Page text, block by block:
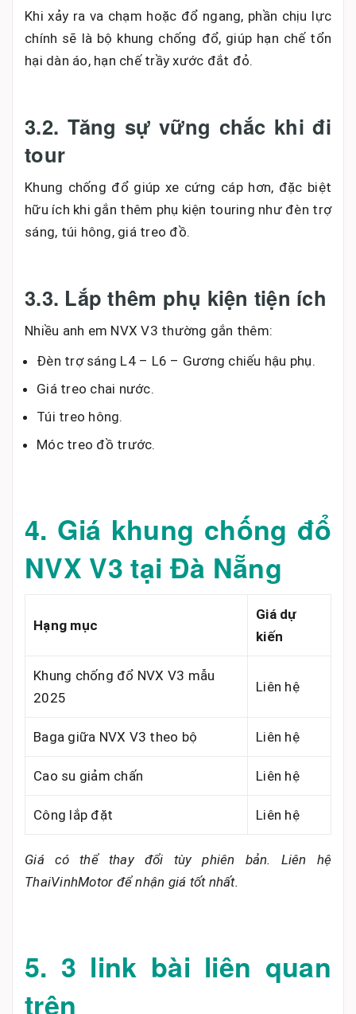
Khi xảy ra va chạm hoặc đổ ngang, phần chịu lực
chính sẽ là bộ khung chống đổ, giúp hạn chế tổn
hại dàn áo, hạn chế trầy xước đắt đỏ.
3.2. Tăng sự vững chắc khi đi
tour
Khung chống đổ giúp xe cứng cáp hơn, đặc biệt
hữu ích khi gắn thêm phụ kiện touring như đèn trợ
sáng, túi hông, giá treo đồ.
3.3. Lắp thêm phụ kiện tiện ích
Nhiều anh em NVX V3 thường gắn thêm:
Đèn trợ sáng L4 – L6 – Gương chiếu hậu phụ.
Giá treo chai nước.
Túi treo hông.
Móc treo đồ trước.
4. Giá khung chống đổ
NVX V3 tại Đà Nẵng
Hạng mục
Giá dự
kiến
Khung chống đổ NVX V3 mẫu
2025
Liên hệ
Baga giữa NVX V3 theo bộ Liên hệ
Cao su giảm chấn Liên hệ
Công lắp đặt Liên hệ
Giá có thể thay đổi tùy phiên bản. Liên hệ
ThaiVinhMotor để nhận giá tốt nhất.
5. 3 link bài liên quan
trên